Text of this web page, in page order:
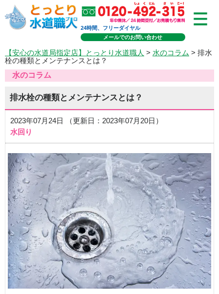
24時間、フリーダイヤル
メールでのお問い合わせ
【安心の水道局指定店】とっとり水道職人 > 水のコラム > 排水
栓の種類とメンテナンスとは？
水のコラム
排水栓の種類とメンテナンスとは？
2023年07月24日 （更新日：2023年07月20日）
水回り